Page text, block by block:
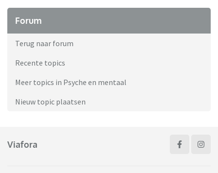
Forum
Terug naar forum
Recente topics
Meer topics in Psyche en mentaal
Nieuw topic plaatsen
Viafora